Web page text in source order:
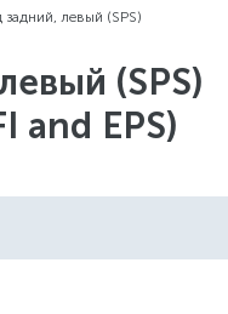
левый (SPS)
(SPS)
and EPS)